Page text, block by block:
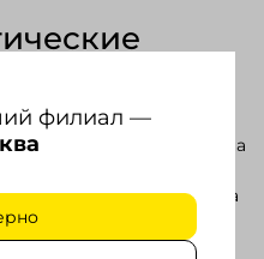
филиал —
– 210х145мм при
тиснении фольгой (на
– высота 60мм, ширина
или пробельного